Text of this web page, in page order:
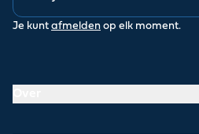
Je kunt afmelden op elk moment.